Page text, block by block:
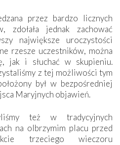
przez bardzo licznych
zdołała jednak zachować
największe uroczystości
rzesze uczestników, można
jak i słuchać w skupieniu.
z tej możliwości tym
był w bezpośredniej
Maryjnych objawień.
też w tradycyjnych
na olbrzymim placu przed
trzeciego wieczoru